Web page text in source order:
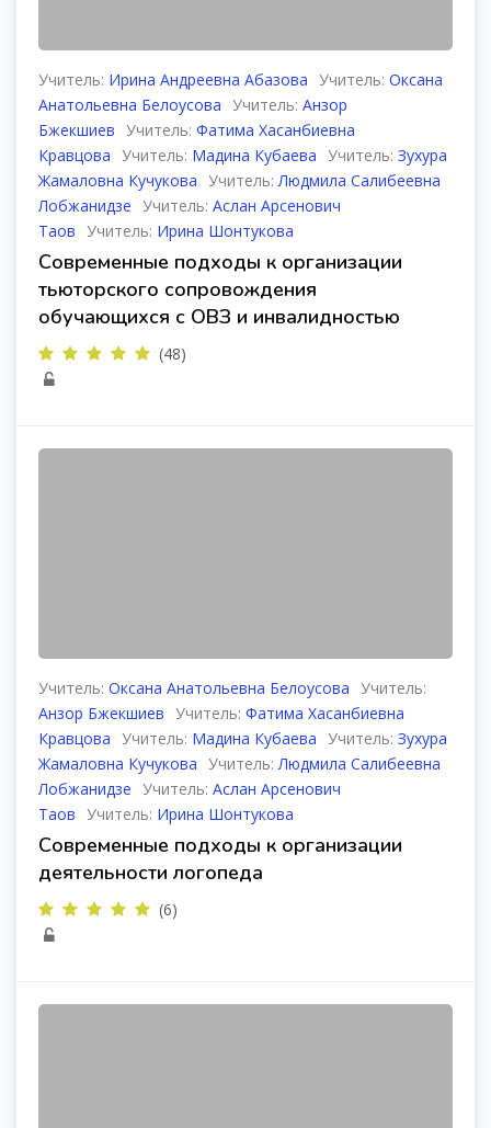
Учитель: Ирина Андреевна Абазова Учитель: Оксана
Анатольевна Белоусова Учитель: Анзор
Бжекшиев Учитель: Фатима Хасанбиевна
Кравцова Учитель: Мадина Кубаева Учитель: Зухура
Жамаловна Кучукова Учитель:Людмила Салибеевна
Лобжанидзе Учитель: Аслан Арсенович
Таов Учитель: Ирина Шонтукова
Современные подходы к организации
тьюторского сопровождения
обучающихся с ОВЗ и инвалидностью
(48)
Учитель: Оксана Анатольевна Белоусова Учитель:
Анзор Бжекшиев Учитель: Фатима Хасанбиевна
Кравцова Учитель: Мадина Кубаева Учитель: Зухура
Жамаловна Кучукова Учитель:Людмила Салибеевна
Лобжанидзе Учитель: Аслан Арсенович
Таов Учитель: Ирина Шонтукова
Современные подходы к организации
деятельности логопеда
(6)